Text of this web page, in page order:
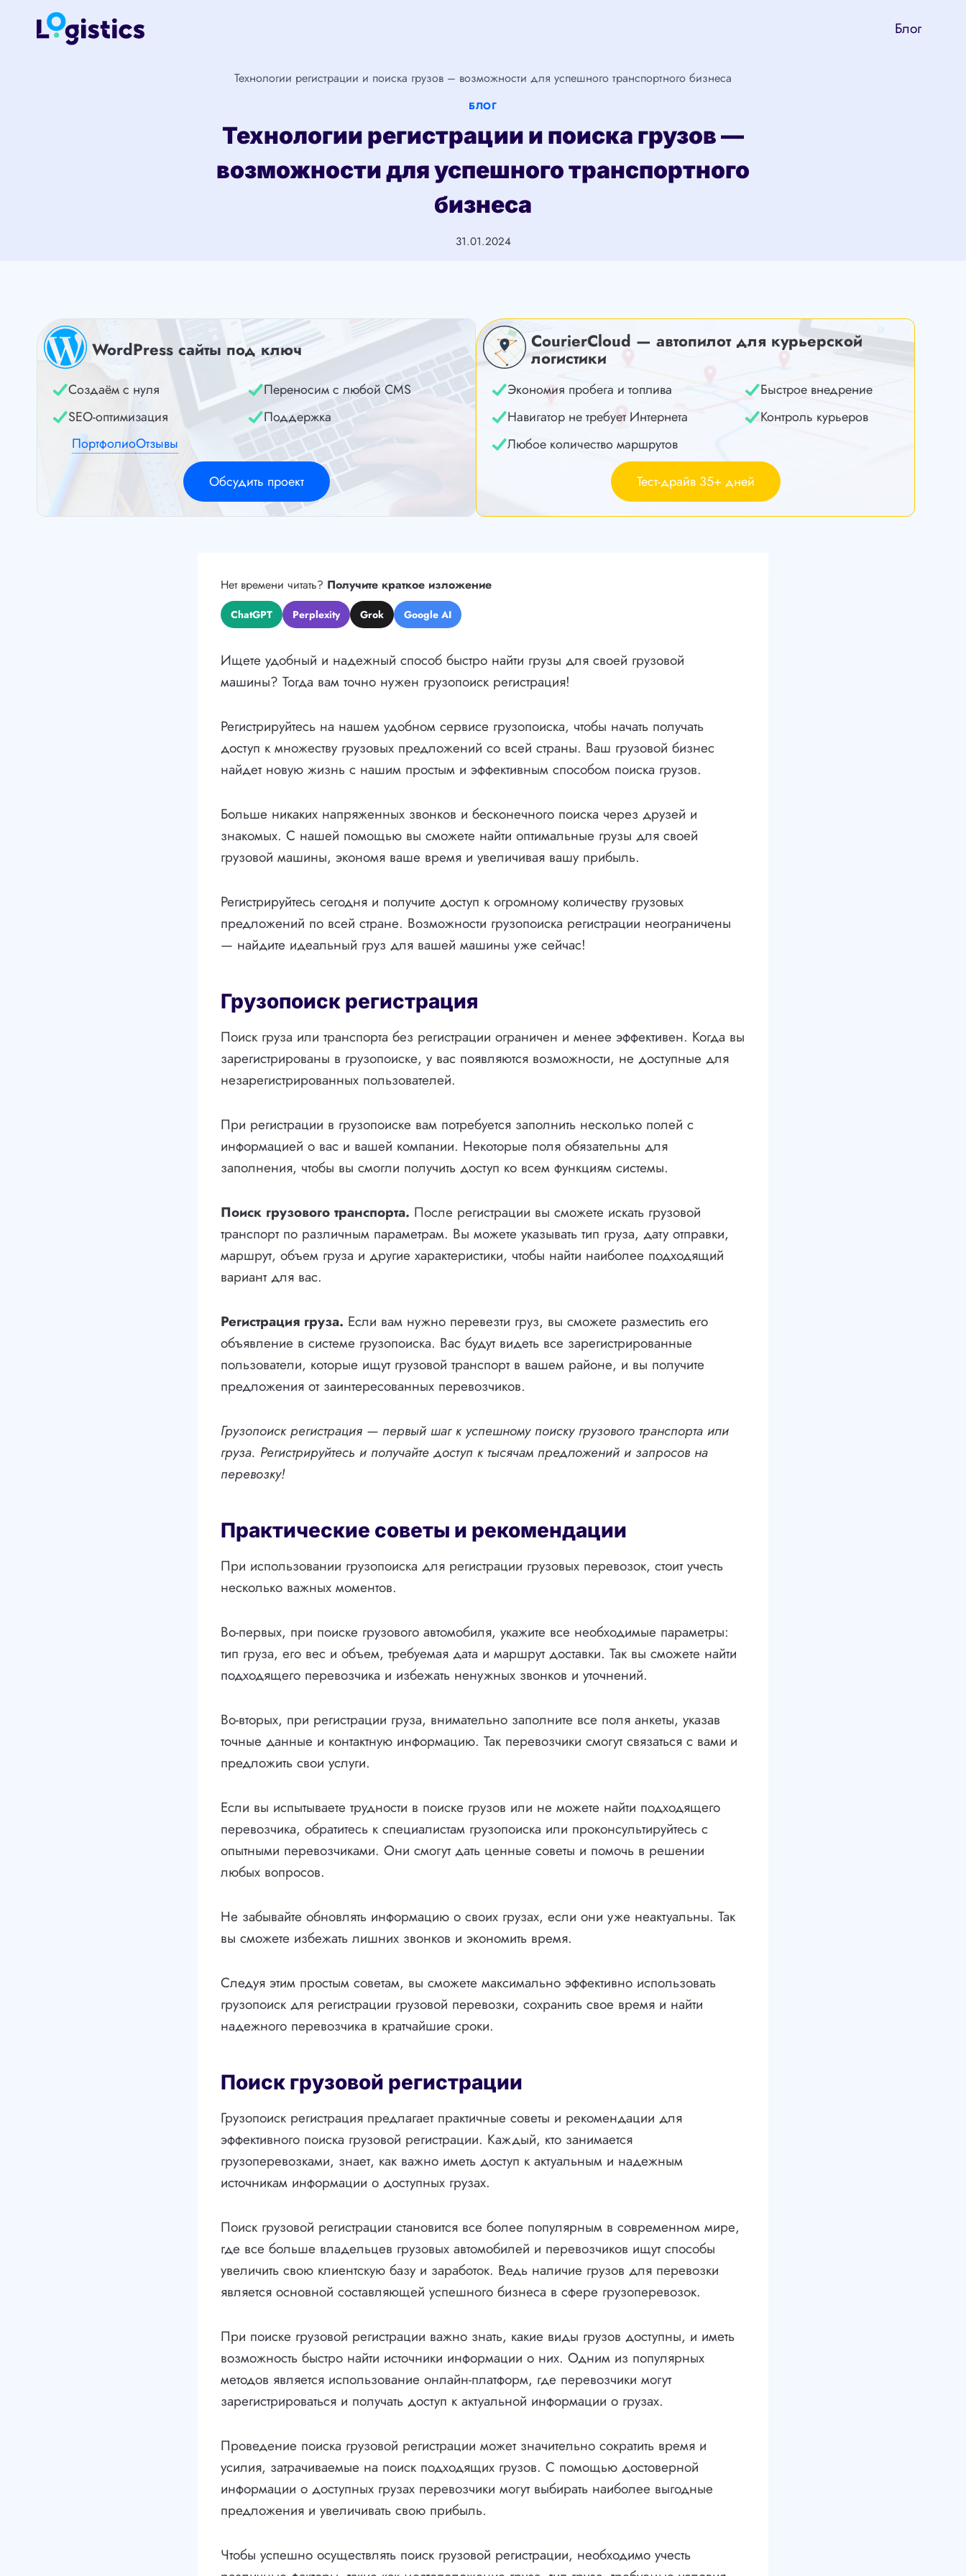
Перейти
Блог
Технологии регистрации и поиска грузов – возможности для успешного транспортного бизнеса
БЛОГ
Технологии регистрации и поиска грузов —
возможности для успешного транспортного
бизнеса
31.01.2024
WordPress сайты под ключ
Создаём с нуля
Переносим с любой CMS
SEO-оптимизация
Поддержка
ПортфолиоОтзывы
Обсудить проект
CourierCloud — автопилот для курьерской
логистики
Экономия пробега и топлива
Быстрое внедрение
Навигатор не требует Интернета
Контроль курьеров
Любое количество маршрутов
Тест-драйв 35+ дней
Нет времени читать? Получите краткое изложение
ChatGPT Perplexity Grok Google AI
Ищете удобный и надежный способ быстро найти грузы для своей грузовой
машины? Тогда вам точно нужен грузопоиск регистрация!
Регистрируйтесь на нашем удобном сервисе грузопоиска, чтобы начать получать
доступ к множеству грузовых предложений со всей страны. Ваш грузовой бизнес
найдет новую жизнь с нашим простым и эффективным способом поиска грузов.
Больше никаких напряженных звонков и бесконечного поиска через друзей и
знакомых. С нашей помощью вы сможете найти оптимальные грузы для своей
грузовой машины, экономя ваше время и увеличивая вашу прибыль.
Регистрируйтесь сегодня и получите доступ к огромному количеству грузовых
предложений по всей стране. Возможности грузопоиска регистрации неограничены
— найдите идеальный груз для вашей машины уже сейчас!
Грузопоиск регистрация
Поиск груза или транспорта без регистрации ограничен и менее эффективен. Когда вы
зарегистрированы в грузопоиске, у вас появляются возможности, не доступные для
незарегистрированных пользователей.
При регистрации в грузопоиске вам потребуется заполнить несколько полей с
информацией о вас и вашей компании. Некоторые поля обязательны для
заполнения, чтобы вы смогли получить доступ ко всем функциям системы.
Поиск грузового транспорта. После регистрации вы сможете искать грузовой
транспорт по различным параметрам. Вы можете указывать тип груза, дату отправки,
маршрут, объем груза и другие характеристики, чтобы найти наиболее подходящий
вариант для вас.
Регистрация груза. Если вам нужно перевезти груз, вы сможете разместить его
объявление в системе грузопоиска. Вас будут видеть все зарегистрированные
пользователи, которые ищут грузовой транспорт в вашем районе, и вы получите
предложения от заинтересованных перевозчиков.
Грузопоиск регистрация — первый шаг к успешному поиску грузового транспорта или
груза. Регистрируйтесь и получайте доступ к тысячам предложений и запросов на
перевозку!
Практические советы и рекомендации
При использовании грузопоиска для регистрации грузовых перевозок, стоит учесть
несколько важных моментов.
Во-первых, при поиске грузового автомобиля, укажите все необходимые параметры:
тип груза, его вес и объем, требуемая дата и маршрут доставки. Так вы сможете найти
подходящего перевозчика и избежать ненужных звонков и уточнений.
Во-вторых, при регистрации груза, внимательно заполните все поля анкеты, указав
точные данные и контактную информацию. Так перевозчики смогут связаться с вами и
предложить свои услуги.
Если вы испытываете трудности в поиске грузов или не можете найти подходящего
перевозчика, обратитесь к специалистам грузопоиска или проконсультируйтесь с
опытными перевозчиками. Они смогут дать ценные советы и помочь в решении
любых вопросов.
Не забывайте обновлять информацию о своих грузах, если они уже неактуальны. Так
вы сможете избежать лишних звонков и экономить время.
Следуя этим простым советам, вы сможете максимально эффективно использовать
грузопоиск для регистрации грузовой перевозки, сохранить свое время и найти
надежного перевозчика в кратчайшие сроки.
Поиск грузовой регистрации
Грузопоиск регистрация предлагает практичные советы и рекомендации для
эффективного поиска грузовой регистрации. Каждый, кто занимается
грузоперевозками, знает, как важно иметь доступ к актуальным и надежным
источникам информации о доступных грузах.
Поиск грузовой регистрации становится все более популярным в современном мире,
где все больше владельцев грузовых автомобилей и перевозчиков ищут способы
увеличить свою клиентскую базу и заработок. Ведь наличие грузов для перевозки
является основной составляющей успешного бизнеса в сфере грузоперевозок.
При поиске грузовой регистрации важно знать, какие виды грузов доступны, и иметь
возможность быстро найти источники информации о них. Одним из популярных
методов является использование онлайн-платформ, где перевозчики могут
зарегистрироваться и получать доступ к актуальной информации о грузах.
Проведение поиска грузовой регистрации может значительно сократить время и
усилия, затрачиваемые на поиск подходящих грузов. С помощью достоверной
информации о доступных грузах перевозчики могут выбирать наиболее выгодные
предложения и увеличивать свою прибыль.
Чтобы успешно осуществлять поиск грузовой регистрации, необходимо учесть